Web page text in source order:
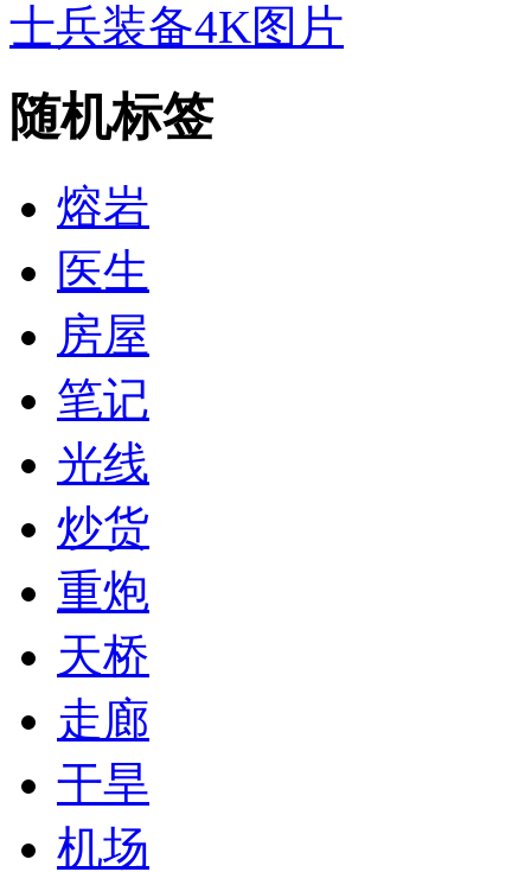
士兵装备4K图片
随机标签
熔岩
医生
房屋
笔记
光线
炒货
重炮
天桥
走廊
干旱
机场